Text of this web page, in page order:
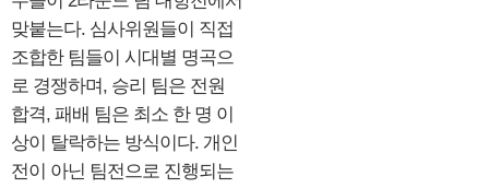
맞붙는다. 심사위원들이 직접
조합한 팀들이 시대별 명곡으
로 경쟁하며, 승리 팀은 전원
합격, 패배 팀은 최소 한 명 이
상이 탈락하는 방식이다. 개인
전이 아닌 팀전으로 진행되는